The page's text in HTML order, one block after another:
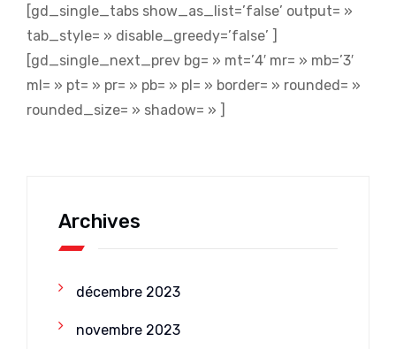
[gd_single_tabs show_as_list=’false’ output= »
tab_style= » disable_greedy=’false’ ]
[gd_single_next_prev bg= » mt=’4′ mr= » mb=’3′
ml= » pt= » pr= » pb= » pl= » border= » rounded= »
rounded_size= » shadow= » ]
Archives
décembre 2023
novembre 2023